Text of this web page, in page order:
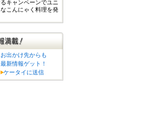
お出かけ先からも
最新情報ゲット！
ケータイに送信